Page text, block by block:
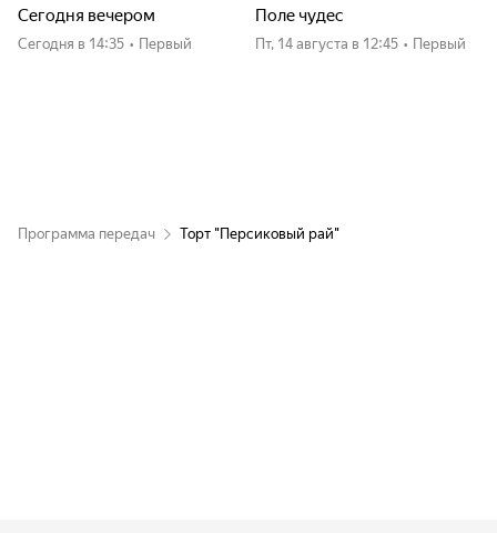
Сегодня вечером
Сегодня в 14:35 • Первый
Поле чудес
пт, 14 августа в 12:45 • Первый
Программа передач Торт "Персиковый рай"